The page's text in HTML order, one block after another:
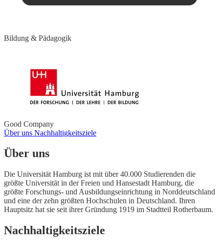
Bildung & Pädagogik
Good Company
Über uns Nachhaltigkeitsziele
Über uns
Die Universität Hamburg ist mit über 40.000 Studierenden die
größte Universität in der Freien und Hansestadt Hamburg, die
größte Forschungs- und Ausbildungseinrichtung in Norddeutschland
und eine der zehn größten Hochschulen in Deutschland. Ihren
Hauptsitz hat sie seit ihrer Gründung 1919 im Stadtteil Rotherbaum.
Nachhaltigkeitsziele